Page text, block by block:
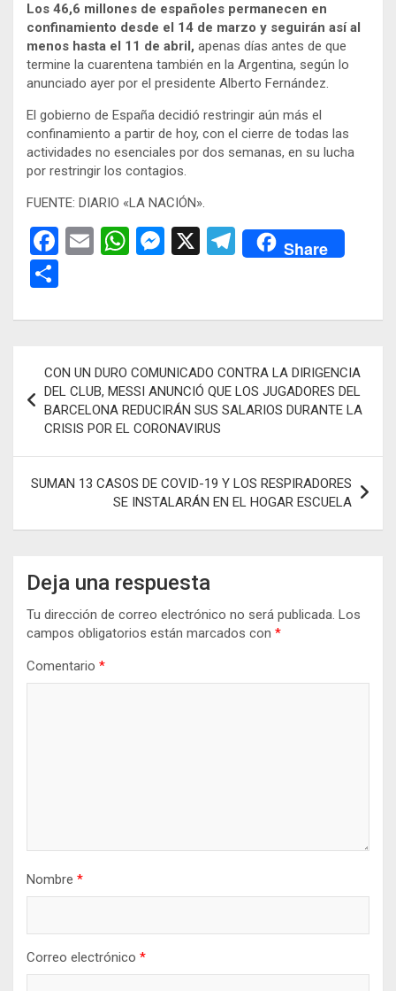
Los 46,6 millones de españoles permanecen en
confinamiento desde el 14 de marzo y seguirán así al
menos hasta el 11 de abril, apenas días antes de que
termine la cuarentena también en la Argentina, según lo
anunciado ayer por el presidente Alberto Fernández.
El gobierno de España decidió restringir aún más el
confinamiento a partir de hoy, con el cierre de todas las
actividades no esenciales por dos semanas, en su lucha
por restringir los contagios.
FUENTE: DIARIO «LA NACIÓN».
F
b
o
k
E
W
s
p
p
M
n
er
X
T
gr
m
Share
m
p
ar
tir
de
entradas
CON UN DURO COMUNICADO CONTRA LA DIRIGENCIA
DEL CLUB, MESSI ANUNCIÓ QUE LOS JUGADORES DEL
BARCELONA REDUCIRÁN SUS SALARIOS DURANTE LA
CRISIS POR EL CORONAVIRUS
SUMAN 13 CASOS DE COVID-19 Y LOS RESPIRADORES
SE INSTALARÁN EN EL HOGAR ESCUELA
Deja una respuesta
Tu dirección de correo electrónico no será publicada. Los
campos obligatorios están marcados con *
Comentario *
Nombre *
Correo electrónico *